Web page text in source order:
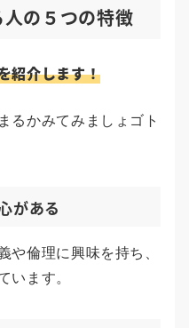
の５つの特徴
紹介します！
るかみてみましょゴト
がある
や倫理に興味を持ち、
います。